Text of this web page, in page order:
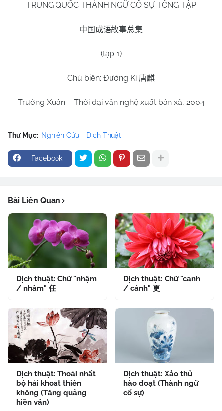
TRUNG QUỐC THÀNH NGỮ CỐ SỰ TỔNG TẬP
中国成语故事总集
(tập 1)
Chủ biên: Đường Kì 唐麒
Trường Xuân – Thời đại văn nghệ xuất bản xã, 2004
Thư Mục: Nghiên Cứu - Dịch Thuật
Facebook
Bài Liên Quan
Dịch thuật: Chữ "nhậm
/ nhâm" 任
Dịch thuật: Chữ "canh
/ cánh" 更
Dịch thuật: Thoái nhất
bộ hải khoát thiên
không (Tăng quảng
hiền văn)
Dịch thuật: Xảo thủ
hào đoạt (Thành ngữ
cố sự)